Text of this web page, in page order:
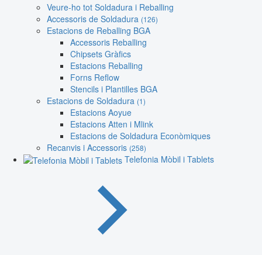
Veure-ho tot Soldadura i Reballing
Accessoris de Soldadura (126)
Estacions de Reballing BGA
Accessoris Reballing
Chipsets Gràfics
Estacions Reballing
Forns Reflow
Stencils i Plantilles BGA
Estacions de Soldadura (1)
Estacions Aoyue
Estacions Atten i Mlink
Estacions de Soldadura Econòmiques
Recanvis i Accessoris (258)
Telefonia Mòbil i Tablets